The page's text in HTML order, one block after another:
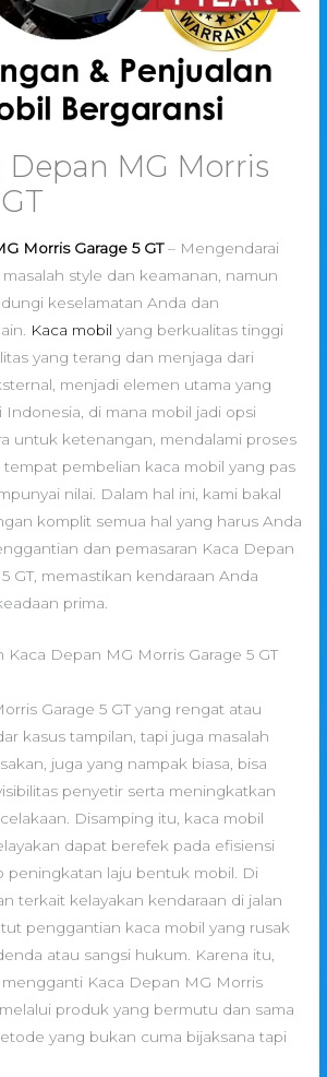
Depan MG Morris
Morris Garage 5 GT– Mengendarai
style dan keamanan, namun
keselamatan Anda dan
Kaca mobil yang berkualitas tinggi
yang terang dan menjaga dari
menjadi elemen utama yang
Indonesia, di mana mobil jadi opsi
untuk ketenangan, mendalami proses
pembelian kaca mobil yang pas
nilai. Dalam hal ini, kami bakal
komplit semua hal yang harus Anda
dan pemasaran Kaca Depan
GT, memastikan kendaraan Anda
prima.
Kaca Depan MG Morris Garage 5 GT
Garage 5 GT yang rengat atau
kasus tampilan, tapi juga masalah
juga yang nampak biasa, bisa
penyetir serta meningkatkan
Disamping itu, kaca mobil
dapat berefek pada efisiensi
peningkatan laju bentuk mobil. Di
terkait kelayakan kendaraan di jalan
penggantian kaca mobil yang rusak
atau sangsi hukum. Karena itu,
Kaca Depan MG Morris
produk yang bermutu dan sama
yang bukan cuma bijaksana tapi